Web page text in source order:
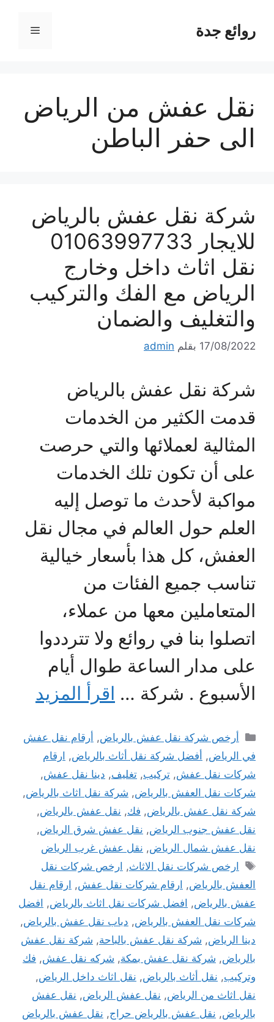
المحتوىروائع جدة القائمة
نقل عفش من الرياض
الى حفر الباطن
شركة نقل عفش بالرياض
للايجار 01063997733
نقل اثاث داخل وخارج
الرياض مع الفك والتركيب
والتغليف والضمان
17/08/2022 بقلم admin
شركة نقل عفش بالرياض
قدمت الكثير من الخدمات
المثالية لعملائها والتي حرصت
على أن تكون تلك الخدمات
مواكبة لأحدث ما توصل إليه
العلم حول العالم في مجال نقل
العفش، كل هذا بأسعار خيالية
تناسب جميع الفئات من
المتعاملين معها من عملاء،
اتصلوا بنا في روائع ولا تترددوا
على مدار الساعة طوال أيام
الأسبوع . شركة … اقرأ المزيد
التصنيفات
أرخص شركة نقل عفش بالرياض, أرقام نقل عفش
في الرياض, أفضل شركة نقل أثاث بالرياض, ارقام
شركات نقل عفش, تركيب, تغليف, دينا نقل عفش,
شركات نقل العفش بالرياض, شركة نقل اثاث بالرياض,
شركة نقل عفش بالرياض, فك, نقل عفش بالرياض,
نقل عفش جنوب الرياض, نقل عفش شرق الرياض,
نقل عفش شمال الرياض, نقل عفش غرب الرياض
الوسوم
ارخص شركات نقل الاثاث, ارخص شركات نقل
العفش بالرياض, ارقام شركات نقل عفش, ارقام نقل
عفش بالرياض, افضل شركات نقل اثاث بالرياض, افضل
شركات نقل العفش بالرياض, دباب نقل عفش بالرياض,
دينا الرياض, شركة نقل عفش بالباحة, شركة نقل عفش
بالرياض, شركة نقل عفش بمكة, شركه نقل عفش, فك
وتركيب, نقل أثاث بالرياض, نقل اثاث داخل الرياض,
نقل اثاث من الرياض, نقل عفش الرياض, نقل عفش
بالرياض, نقل عفش بالرياض حراج, نقل عفش بالرياض